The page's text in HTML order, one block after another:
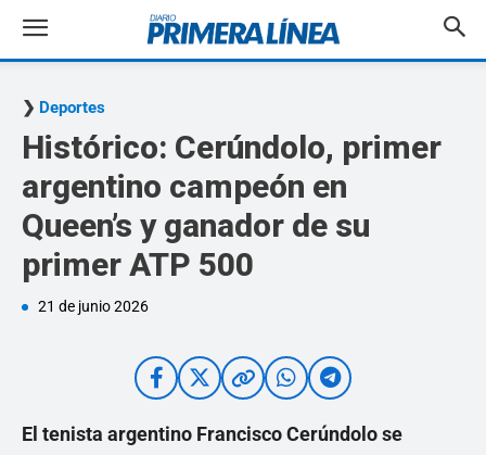
Deportes
Histórico: Cerúndolo, primer
argentino campeón en
Queen’s y ganador de su
primer ATP 500
21 de junio 2026
El tenista argentino Francisco Cerúndolo se